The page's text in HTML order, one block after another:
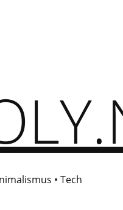
• Tech